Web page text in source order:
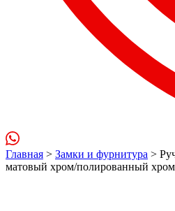
Главная > Замки и фурнитура >
матовый хром/полированный хром